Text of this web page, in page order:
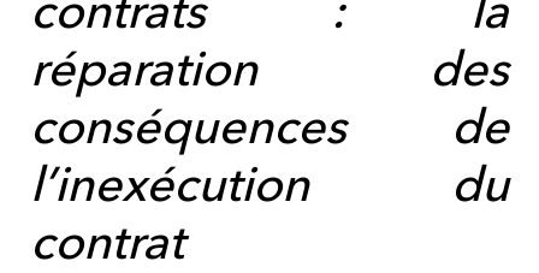
réparation des
conséquences de
l’inexécution du
contrat